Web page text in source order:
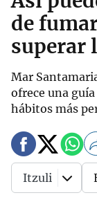
de
superar
Mar
ofrece una
hábitos más
Itzuli